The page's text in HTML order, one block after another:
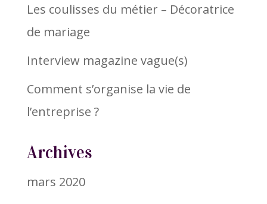
Les coulisses du métier – Décoratrice
de mariage
Interview magazine vague(s)
Comment s’organise la vie de
l’entreprise ?
Archives
mars 2020